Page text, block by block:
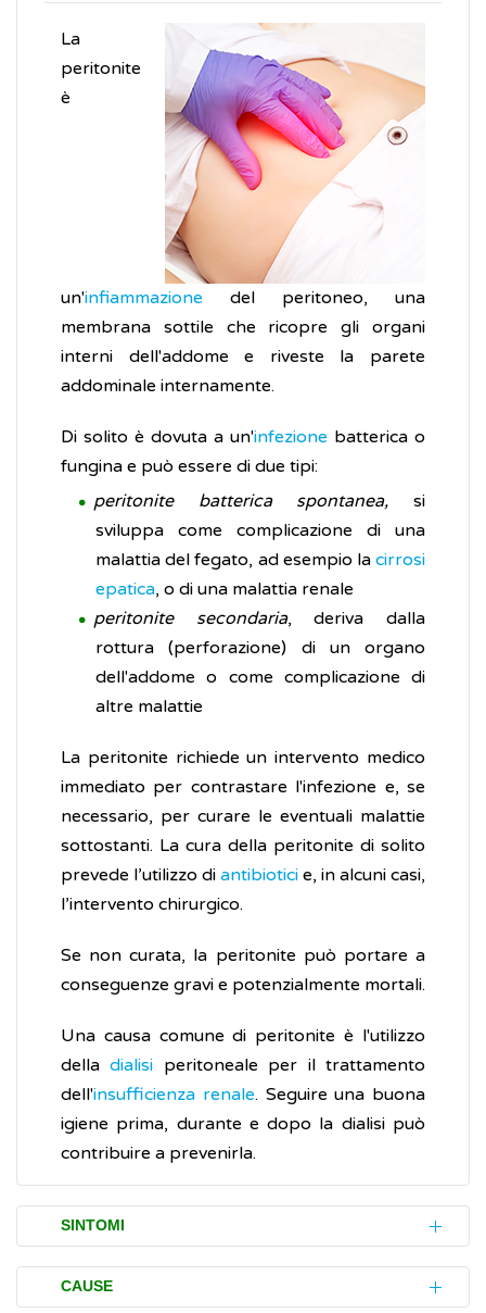
La
peritonite
è
un'infiammazione del peritoneo, una
membrana sottile che ricopre gli organi
interni dell'addome e riveste la parete
addominale internamente.
Di solito è dovuta a un'infezione batterica o
fungina e può essere di due tipi:
peritonite batterica spontanea, si
sviluppa come complicazione di una
malattia del fegato, ad esempio la cirrosi
epatica, o di una malattia renale
peritonite secondaria, deriva dalla
rottura (perforazione) di un organo
dell'addome o come complicazione di
altre malattie
La peritonite richiede un intervento medico
immediato per contrastare l'infezione e, se
necessario, per curare le eventuali malattie
sottostanti. La cura della peritonite di solito
prevede l’utilizzo di antibiotici e, in alcuni casi,
l’intervento chirurgico.
Se non curata, la peritonite può portare a
conseguenze gravi e potenzialmente mortali.
Una causa comune di peritonite è l'utilizzo
delladialisi peritoneale per il trattamento
dell'insufficienza renale. Seguire una buona
igiene prima, durante e dopo la dialisi può
contribuire a prevenirla.
SINTOMI
I disturbi (sintomi) causati dalla peritonite
CAUSE